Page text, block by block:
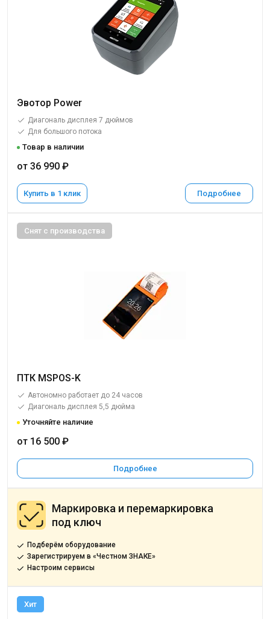
Эвотор Power
Диагональ дисплея 7 дюймов
Для большого потока
Товар в наличии
от 36 990 ₽
Купить в 1 клик Подробнее
Снят с производства
ПТК MSPOS-K
Автономно работает до 24 часов
Диагональ дисплея 5,5 дюйма
Уточняйте наличие
от 16 500 ₽
Подробнее
Хит
Маркировка и перемаркировка
под ключ
Подберём оборудование
Зарегистрируем в «Честном ЗНАКЕ»
Настроим сервисы